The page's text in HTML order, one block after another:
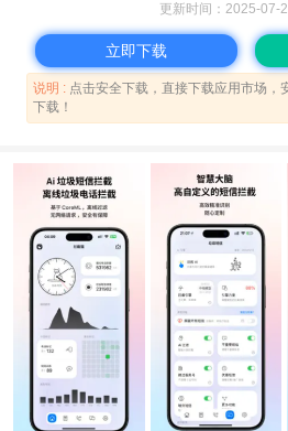
更新时间： 2025-07-
立即下载
说明 : 点击安全下载，直接下载应用市场，
下载！